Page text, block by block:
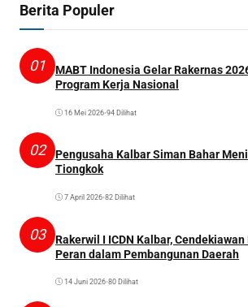
Berita Populer
01
MABT Indonesia Gelar Rakernas
Program Kerja Nasional
16 Mei 2026•94 Dilihat
02
Pengusaha Kalbar Siman Bahar
Tiongkok
7 April 2026•82 Dilihat
03
Rakerwil I ICDN Kalbar, Cendekiawan
Peran dalam Pembangunan Daerah
14 Juni 2026•80 Dilihat